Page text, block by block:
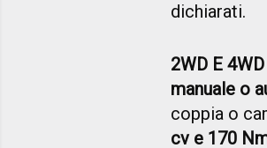
dichiarati.
2WD E 4WD
manuale o
coppia o
cv e 170